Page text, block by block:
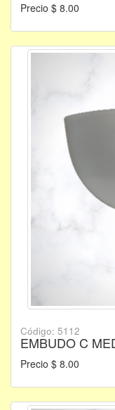
Precio $ 8.00
Código: 5112
EMBUDO C
Precio $ 8.00